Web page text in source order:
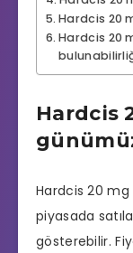
Hardcis 20
Hardcis 20
Hardcis
Hardcis 20 mg
piyasada
gösterebilir.